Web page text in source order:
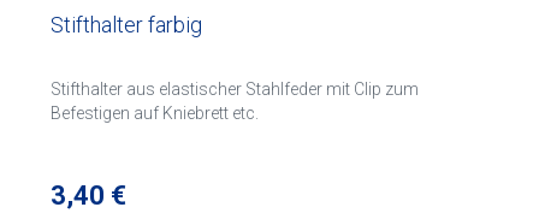
Stifthalter farbig
Stifthalter aus elastischer Stahlfeder mit Clip zum
Befestigen auf Kniebrett etc.
Regulärer Preis:
3,40 €